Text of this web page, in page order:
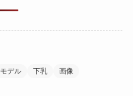
モデル 下乳 画像